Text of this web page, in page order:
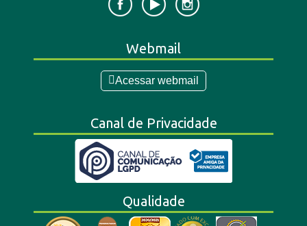
Webmail
Acessar webmail
Canal de Privacidade
Qualidade